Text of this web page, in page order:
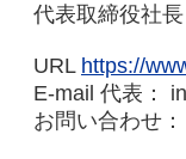
代表取締役
URL https://
E-mail 代表：
お問い合わせ